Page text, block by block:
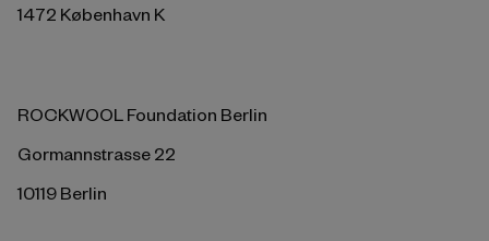
1472 København K
ROCKWOOL Foundation Berlin
Gormannstrasse 22
10119 Berlin